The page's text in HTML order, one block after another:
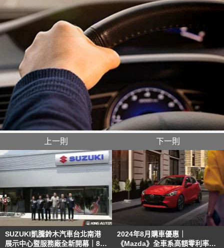
上一則
SUZUKI凱騰鈴木汽車台北南港
展示中心暨服務廠全新開幕｜8月
下一則
2024年8月購車優惠｜
《Mazda》全車系高額零利率